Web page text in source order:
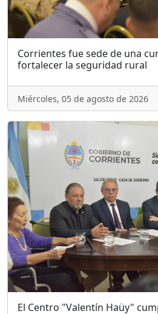
Corrientes fue sede de una
fortalecer la seguridad rural
Miércoles, 05 de agosto de 2026
El Centro "Valentín Haüy"